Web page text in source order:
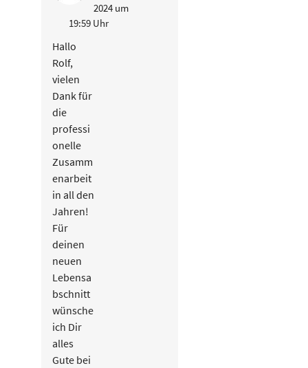
2024 um
19:59 Uhr
Hallo
Rolf,
vielen
Dank für
die
professi
onelle
Zusamm
enarbeit
in all den
Jahren!
Für
deinen
neuen
Lebensa
bschnitt
wünsche
ich Dir
alles
Gute bei